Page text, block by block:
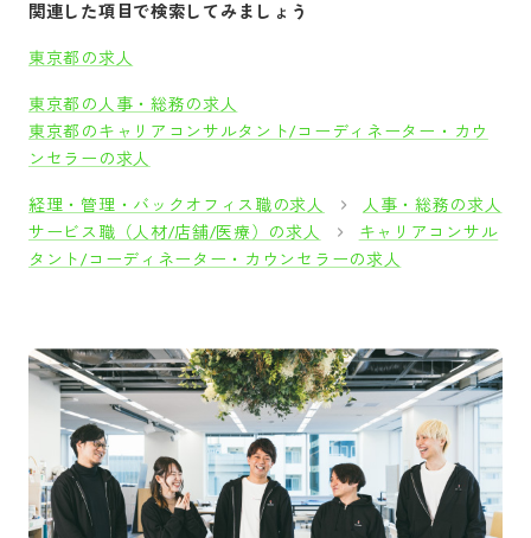
関連した項目で検索してみましょう
東京都の求人
東京都の人事・総務の求人
東京都のキャリアコンサルタント/コーディネーター・カウ
ンセラーの求人
経理・管理・バックオフィス職の求人
人事・総務の求人
サービス職（人材/店舗/医療）の求人
キャリアコンサル
タント/コーディネーター・カウンセラーの求人